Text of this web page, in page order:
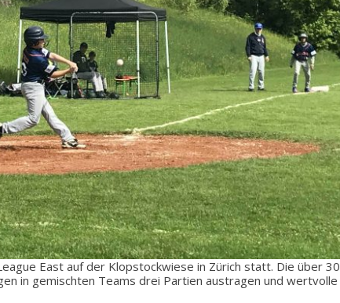
East auf der Klopstockwiese in Zürich statt. Die über 30
in gemischten Teams drei Partien austragen und wertvolle